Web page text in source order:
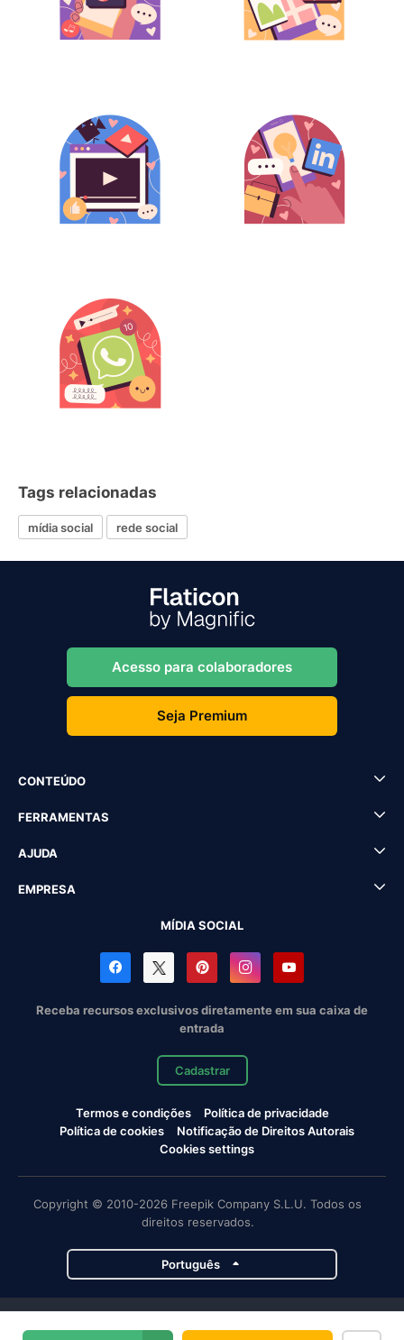
Tags relacionadas
mídia social rede social
Acesso para colaboradores
Seja Premium
CONTEÚDO
FERRAMENTAS
AJUDA
EMPRESA
MÍDIA SOCIAL
Receba recursos exclusivos diretamente em sua caixa de
entrada
Cadastrar
Termos e condições
Política de privacidade
Política de cookies
Notificação de Direitos Autorais
Cookies settings
Copyright © 2010-2026 Freepik Company S.L.U. Todos os
direitos reservados.
Português